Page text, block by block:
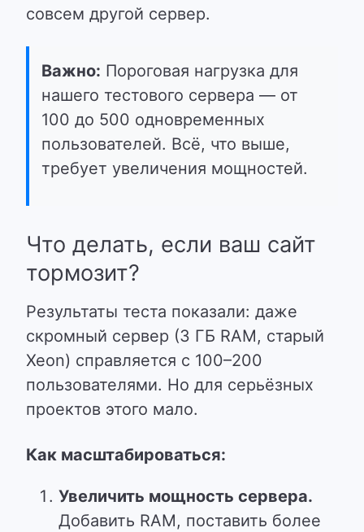
совсем другой сервер.
Важно: Пороговая нагрузка для
нашего тестового сервера — от
100 до 500 одновременных
пользователей. Всё, что выше,
требует увеличения мощностей.
Что делать, если ваш сайт
тормозит?
Результаты теста показали: даже
скромный сервер (3 ГБ RAM, старый
Xeon) справляется с 100–200
пользователями. Но для серьёзных
проектов этого мало.
Как масштабироваться:
Увеличить мощность сервера.
Добавить RAM, поставить более